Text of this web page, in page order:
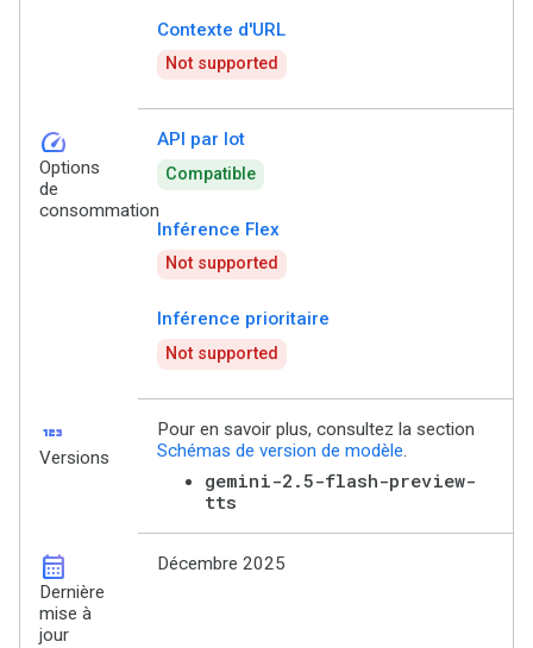
Contexte d'URL
Not supported
speed
Options
de
consommation
API par lot
Compatible
Inférence Flex
Not supported
Inférence prioritaire
Not supported
123
Versions
Pour en savoir plus, consultez la section
Schémas de version de modèle.
gemini-2.5-flash-preview-
tts
calendar_month
Dernière
mise à
jour
Décembre 2025